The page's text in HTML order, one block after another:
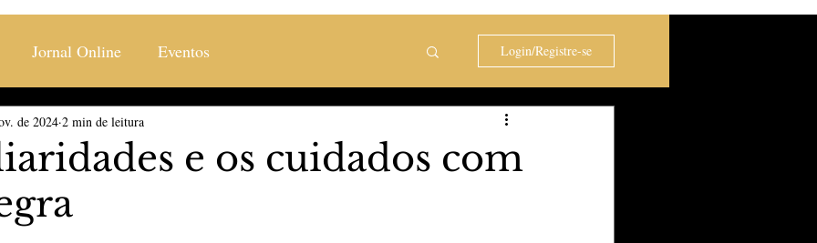
Jornal Online Eventos
& Estilos Saúde & Bem Estar
The Vip Club Business
Login/Registre-se
e os cuidados com
de 2024 2 min de leitura
estrelas.